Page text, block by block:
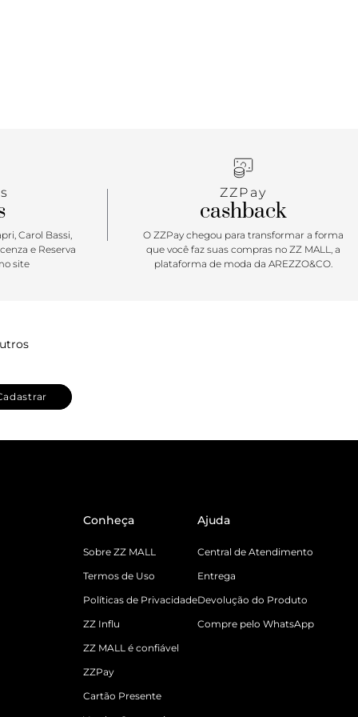
Carol Bassi,
e Reserva
site
ZZPay
cashback
O ZZPay chegou para transformar a forma
que você faz suas compras no ZZ MALL, a
plataforma de moda da AREZZO&CO.
Conheça
Sobre ZZ MALL
Termos de Uso
Políticas de Privacidade
ZZ Influ
ZZ MALL é confiável
ZZPay
Cartão Presente
Ajuda
Central de Atendimento
Entrega
Devolução do Produto
Compre pelo WhatsApp